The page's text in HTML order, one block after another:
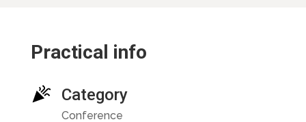
Practical info
Category
Conference